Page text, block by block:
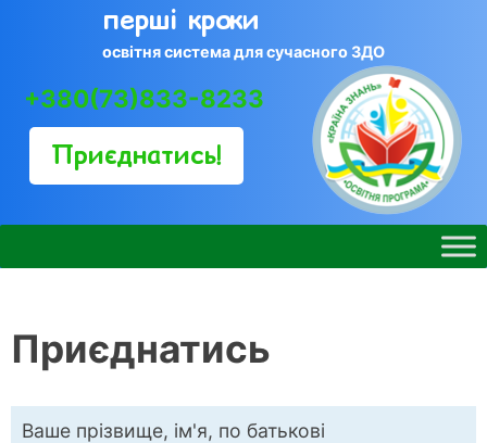
перші кроки
освітня система для сучасного ЗДО
+380(73)833-8233
Приєднатись!
Приєднатись
Ваше прізвище, ім'я, по батькові